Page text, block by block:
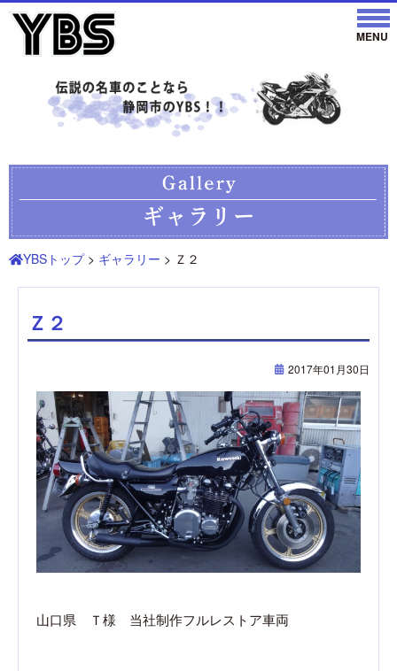
YBSトップ> ギャラリー > Ｚ２
Ｚ２
2017年01月30日
山口県 Ｔ様 当社制作フルレストア車両